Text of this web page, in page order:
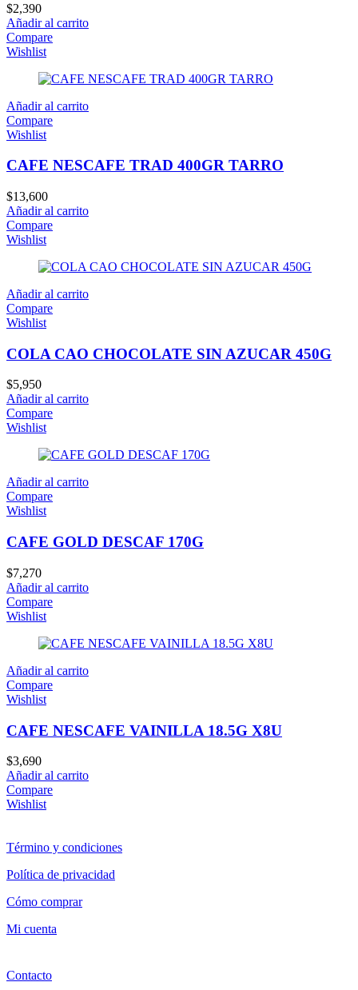
$2,390
Añadir al carrito
Compare
Wishlist
Añadir al carrito
Compare
Wishlist
CAFE NESCAFE TRAD 400GR TARRO
$13,600
Añadir al carrito
Compare
Wishlist
Añadir al carrito
Compare
Wishlist
COLA CAO CHOCOLATE SIN AZUCAR 450G
$5,950
Añadir al carrito
Compare
Wishlist
Añadir al carrito
Compare
Wishlist
CAFE GOLD DESCAF 170G
$7,270
Añadir al carrito
Compare
Wishlist
Añadir al carrito
Compare
Wishlist
CAFE NESCAFE VAINILLA 18.5G X8U
$3,690
Añadir al carrito
Compare
Wishlist
Término y condiciones
Política de privacidad
Cómo comprar
Mi cuenta
Contacto